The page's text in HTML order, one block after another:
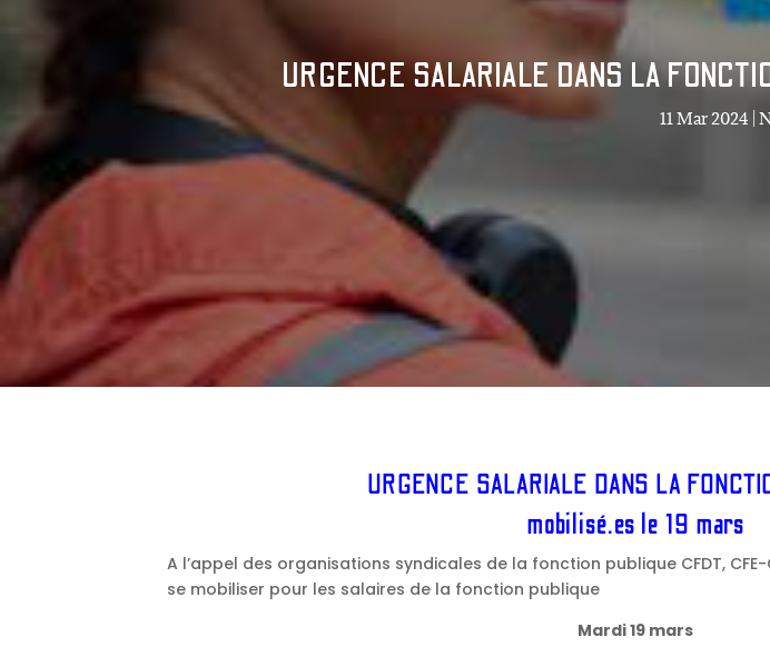
URGENCE SALARIALE DANS LA
11 Mar 2024
URGENCE SALARIALE DANS LA
mobilisé.es le 19 mars
A l’appel des organisations syndicales de la fonction publique CFDT, CFE-
se mobiliser pour les salaires de la fonction publique
Mardi 19 mars